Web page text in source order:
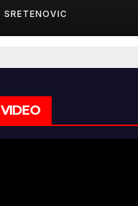
SRETENOVIC
VIDEO